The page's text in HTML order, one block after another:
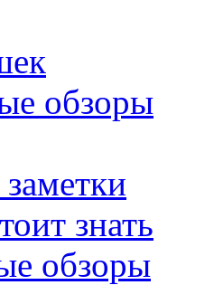
обзоры
знать
обзоры